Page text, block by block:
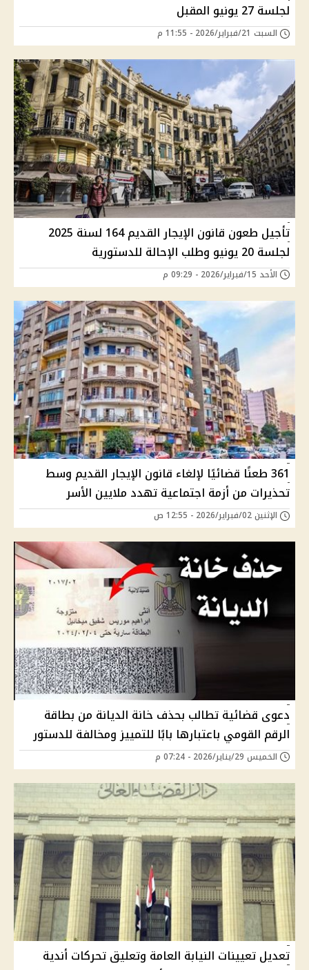
لجلسة 27 يونيو المقبل
السبت 21/فبراير/2026 - 11:55 م
تأجيل طعون قانون الإيجار القديم 164 لسنة 2025
لجلسة 20 يونيو وطلب الإحالة للدستورية
الأحد 15/فبراير/2026 - 09:29 م
361 طعنًا قضائيًا لإلغاء قانون الإيجار القديم وسط
تحذيرات من أزمة اجتماعية تهدد ملايين الأسر
الإثنين 02/فبراير/2026 - 12:55 ص
دعوى قضائية تطالب بحذف خانة الديانة من بطاقة
الرقم القومي باعتبارها بابًا للتمييز ومخالفة للدستور
الخميس 29/يناير/2026 - 07:24 م
تعديل تعيينات النيابة العامة وتعليق تحركات أندية